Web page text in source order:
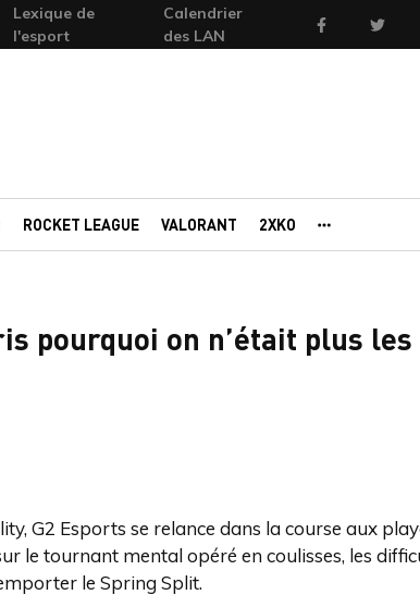
Lexique de
l'esport
Calendrier
des LAN
FacebookTwitter
ROCKET LEAGUE VALORANT 2XKO
pourquoi on n’était plus les
G2 Esports se relance dans la course aux
le tournant mental opéré en coulisses, les
le Spring Split.